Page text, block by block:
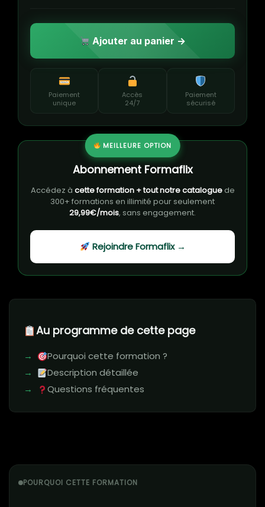
Au programme de cette page
Pourquoi cette formation ?
Description détaillée
Questions fréquentes
POURQUOI CETTE FORMATION
Ajouter au panier →
Paiement
unique
Accès
24/7
Paiement
sécurisé
MEILLEURE OPTION
Abonnement Formaflix
Accédez à cette formation + tout notre cataloguede
300+ formations en illimité pour seulement
29,99€/mois, sans engagement.
Rejoindre Formaflix →